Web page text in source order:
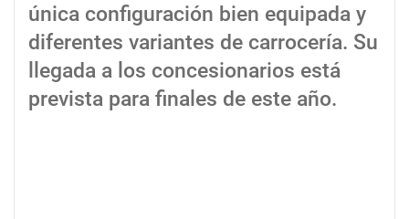
única configuración bien equipada y
diferentes variantes de carrocería. Su
llegada a los concesionarios está
prevista para finales de este año.